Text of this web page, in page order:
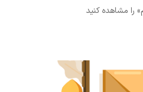
را مشاهده کنيد